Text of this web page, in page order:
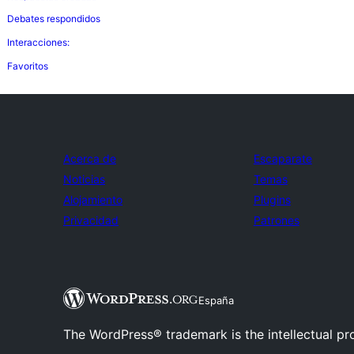
Debates respondidos
Interacciones:
Favoritos
Acerca de
Noticias
Alojamiento
Privacidad
Escaparate
Temas
Plugins
Patrones
España
The WordPress® trademark is the intellectual